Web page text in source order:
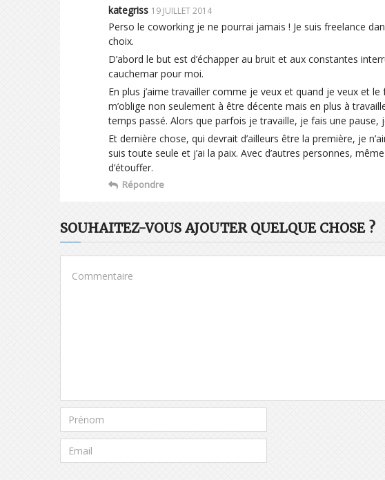
kategriss 19 JUILLET 2014
Perso le coworking je ne pourrai jamais ! Je suis freelance
choix.
D’abord le but est d’échapper au bruit et aux constantes
cauchemar pour moi.
En plus j’aime travailler comme je veux et quand je veux et
m’oblige non seulement à être décente mais en plus à
temps passé. Alors que parfois je travaille, je fais une pause,
Et dernière chose, qui devrait d’ailleurs être la première, je
suis toute seule et j’ai la paix. Avec d’autres personnes,
d’étouffer.
Répondre
SOUHAITEZ-VOUS AJOUTER QUELQUE CHOSE ?